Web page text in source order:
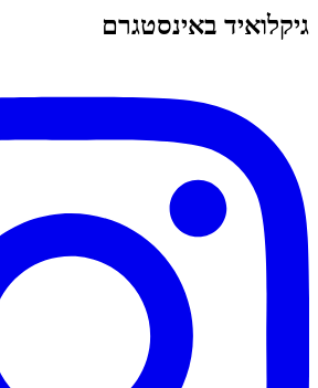
גיקלואיד באינסטגרם